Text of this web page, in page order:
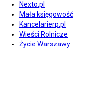
Nexto.pl
Mała księgowość
Kancelarierp.pl
Wieści Rolnicze
Życie Warszawy